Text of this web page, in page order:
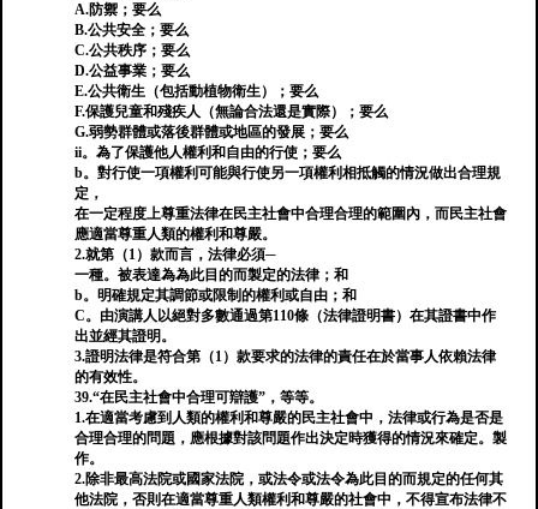
A.防禦；要么
B.公共安全；要么
C.公共秩序；要么
D.公益事業；要么
E.公共衛生（包括動植物衛生）；要么
F.保護兒童和殘疾人（無論合法還是實際）；要么
G.弱勢群體或落後群體或地區的發展；要么
ii。為了保護他人權利和自由的行使；要么
b。對行使一項權利可能與行使另一項權利相抵觸的情況做出合理規
定，
在一定程度上尊重法律在民主社會中合理合理的範圍內，而民主社會
應適當尊重人類的權利和尊嚴。
2.就第（1）款而言，法律必須─
一種。被表達為為此目的而製定的法律；和
b。明確規定其調節或限制的權利或自由；和
C。由演講人以絕對多數通過第110條（法律證明書）在其證書中作
出並經其證明。
3.證明法律是符合第（1）款要求的法律的責任在於當事人依賴法律
的有效性。
39.“在民主社會中合理可辯護”，等等。
1.在適當考慮到人類的權利和尊嚴的民主社會中，法律或行為是否是
合理合理的問題，應根據對該問題作出決定時獲得的情況來確定。製
作。
2.除非最高法院或國家法院，或法令或法令為此目的而規定的任何其
他法院，否則在適當尊重人類權利和尊嚴的社會中，不得宣布法律不